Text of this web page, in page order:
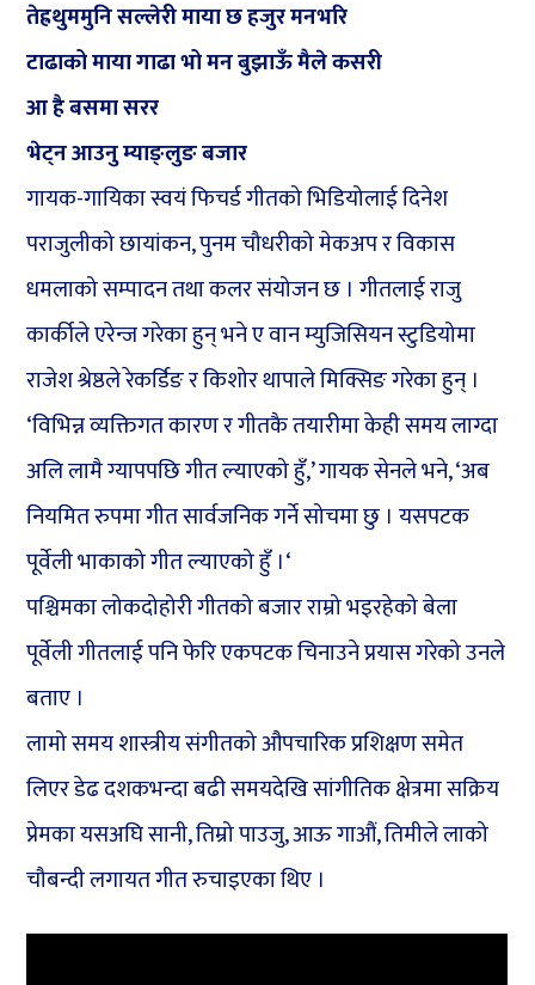
तेह्रथुममुनि सल्लेरी माया छ हजुर मनभरि
टाढाको माया गाढा भो मन बुझाऊँ मैले कसरी
आ है बसमा सरर
भेट्न आउनु म्याङ्लुङ बजार
गायक-गायिका स्वयं फिचर्ड गीतको भिडियोलाई दिनेश
पराजुलीको छायांकन, पुनम चौधरीको मेकअप र विकास
धमलाको सम्पादन तथा कलर संयोजन छ । गीतलाई राजु
कार्कीले एरेन्ज गरेका हुन् भने ए वान म्युजिसियन स्टुडियोमा
राजेश श्रेष्ठले रेकर्डिङ र किशोर थापाले मिक्सिङ गरेका हुन् ।
‘विभिन्न व्यक्तिगत कारण र गीतकै तयारीमा केही समय लाग्दा
अलि लामै ग्यापपछि गीत ल्याएको हुँ,’ गायक सेनले भने, ‘अब
नियमित रुपमा गीत सार्वजनिक गर्ने सोचमा छु । यसपटक
पूर्वेली भाकाको गीत ल्याएको हुँ ।‘
पश्चिमका लोकदोहोरी गीतको बजार राम्रो भइरहेको बेला
पूर्वेली गीतलाई पनि फेरि एकपटक चिनाउने प्रयास गरेको उनले
बताए ।
लामो समय शास्त्रीय संगीतको औपचारिक प्रशिक्षण समेत
लिएर डेढ दशकभन्दा बढी समयदेखि सांगीतिक क्षेत्रमा सक्रिय
प्रेमका यसअघि सानी, तिम्रो पाउजु, आऊ गाऔं, तिमीले लाको
चौबन्दी लगायत गीत रुचाइएका थिए ।